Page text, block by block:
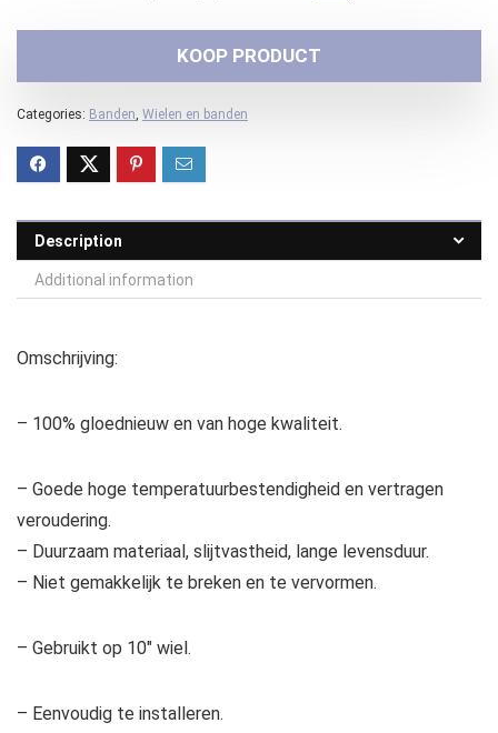
KOOP PRODUCT
Categories: Banden Wielen en banden
Description
Additional information
Omschrijving:
– 100% gloednieuw en van hoge kwaliteit.
– Goede hoge temperatuurbestendigheid en vertragen
veroudering.
– Duurzaam materiaal, slijtvastheid, lange levensduur.
– Niet gemakkelijk te breken en te vervormen.
– Gebruikt op 10″ wiel.
– Eenvoudig te installeren.